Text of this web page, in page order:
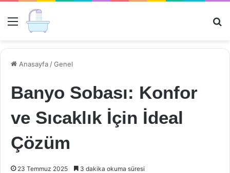
Menü
Anasayfa /Genel
Banyo Sobası: Konfor
ve Sıcaklık İçin İdeal
Çözüm
23 Temmuz 2025 3 dakika okuma süresi